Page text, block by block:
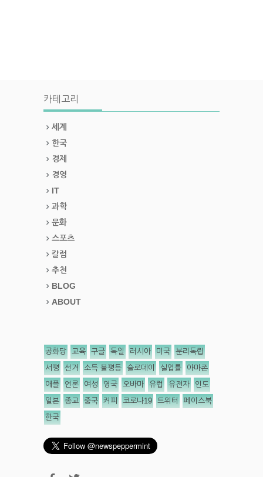
카테고리
세계
한국
경제
경영
IT
과학
문화
스포츠
칼럼
추천
BLOG
ABOUT
공화당 교육 구글 독일 러시아 미국 분리독립
서평 선거 소득 불평등 슬로데이 실업률 아마존
애플 언론 여성 영국 오바마 유럽 유전자 인도
일본 종교 중국 커피 코로나19 트위터 페이스북
한국